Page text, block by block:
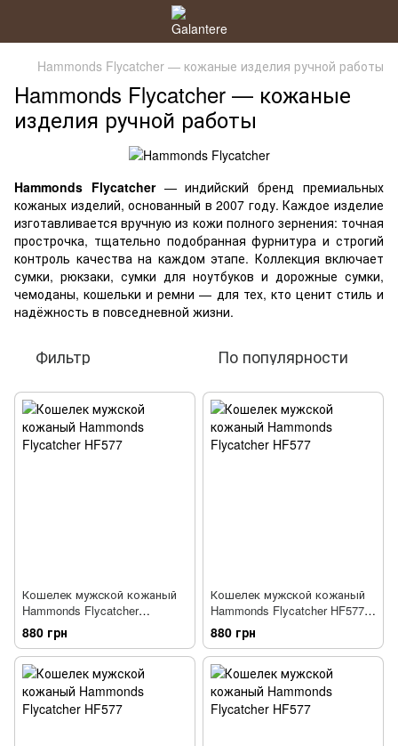
Hammonds Flycatcher — кожаные изделия ручной работы
Hammonds Flycatcher — кожаные
изделия ручной работы
Hammonds Flycatcher— индийский бренд премиальных
кожаных изделий, основанный в 2007 году. Каждое изделие
изготавливается вручную из кожи полного зернения: точная
прострочка, тщательно подобранная фурнитура и строгий
контроль качества на каждом этапе. Коллекция включает
сумки, рюкзаки, сумки для ноутбуков и дорожные сумки,
чемоданы, кошельки и ремни — для тех, кто ценит стиль и
надёжность в повседневной жизни.
Фильтр По популярности
Кошелек мужской кожаный
Hammonds Flycatcher
HF577BLL черный
880 грн
Кошелек мужской кожаный
Hammonds Flycatcher HF577
BR коричневый
880 грн